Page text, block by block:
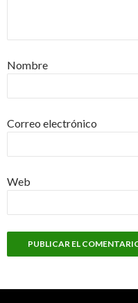
Nombre
Correo electrónico
Web